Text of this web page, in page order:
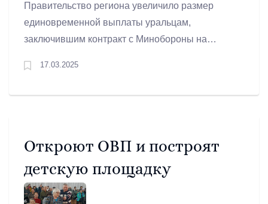
Правительство региона увеличило размер
единовременной выплаты уральцам,
заключившим контракт с Минобороны на
миллионов рублей.
17.03.2025
Откроют ОВП и построят
детскую площадку